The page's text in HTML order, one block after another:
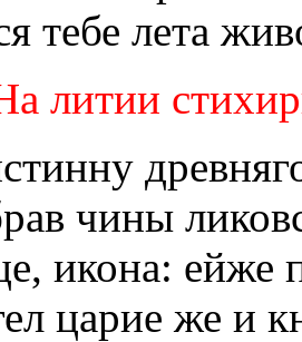
тебе лета
литии
чины
икона: ейже
царие же и